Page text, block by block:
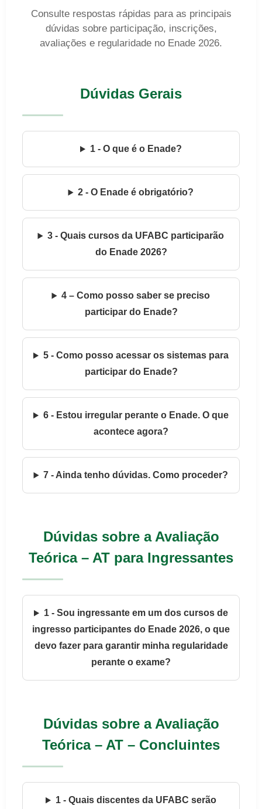
Consulte respostas rápidas para as principais
dúvidas sobre participação, inscrições,
avaliações e regularidade no Enade 2026.
Dúvidas Gerais
1 - O que é o Enade?
2 - O Enade é obrigatório?
3 - Quais cursos da UFABC participarão
do Enade 2026?
4 – Como posso saber se preciso
participar do Enade?
5 - Como posso acessar os sistemas para
participar do Enade?
6 - Estou irregular perante o Enade. O que
acontece agora?
7 - Ainda tenho dúvidas. Como proceder?
Dúvidas sobre a Avaliação
Teórica – AT para Ingressantes
1 - Sou ingressante em um dos cursos de
ingresso participantes do Enade 2026, o que
devo fazer para garantir minha regularidade
perante o exame?
Dúvidas sobre a Avaliação
Teórica – AT – Concluintes
1 - Quais discentes da UFABC serão